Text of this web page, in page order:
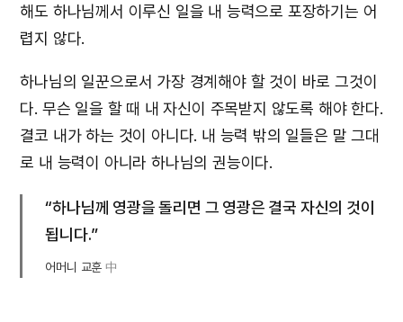
해도 하나님께서 이루신 일을 내 능력으로 포장하기는 어
렵지 않다.
하나님의 일꾼으로서 가장 경계해야 할 것이 바로 그것이
다. 무슨 일을 할 때 내 자신이 주목받지 않도록 해야 한다.
결코 내가 하는 것이 아니다. 내 능력 밖의 일들은 말 그대
로 내 능력이 아니라 하나님의 권능이다.
“하나님께 영광을 돌리면 그 영광은 결국 자신의 것이
됩니다.”
어머니 교훈 中